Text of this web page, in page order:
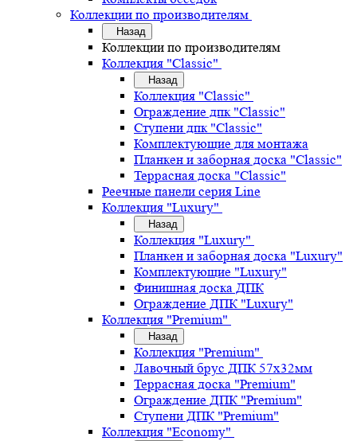
Коллекции по производителям
Назад
Коллекции по производителям
Коллекция "Classic"
Назад
Коллекция "Classic"
Ограждение дпк "Classic"
Ступени дпк "Classic"
Комплектующие для монтажа
Планкен и заборная доска "Classic"
Террасная доска "Classic"
Реечные панели серия Line
Коллекция "Luxury"
Назад
Коллекция "Luxury"
Планкен и заборная доска "Luxury"
Комплектующие "Luxury"
Финишная доска ДПК
Ограждение ДПК "Luxury"
Коллекция "Premium"
Назад
Коллекция "Premium"
Лавочный брус ДПК 57х32мм
Террасная доска "Premium"
Ограждение ДПК "Premium"
Ступени ДПК "Premium"
Коллекция "Economy"